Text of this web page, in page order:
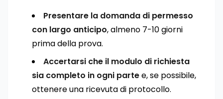
Presentare la domanda di permesso
con largo anticipo, almeno 7-10 giorni
prima della prova.
Accertarsi che il modulo di richiesta
sia completo in ogni partee, se possibile,
ottenere una ricevuta di protocollo.